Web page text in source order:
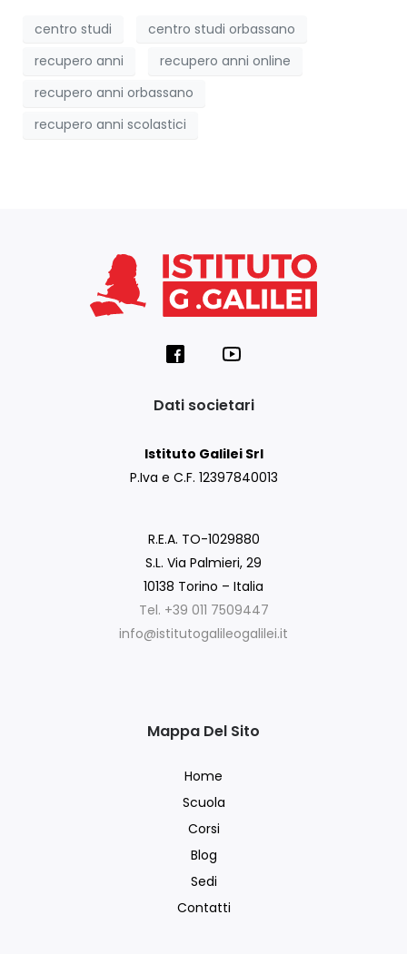
centro studi
centro studi orbassano
recupero anni
recupero anni online
recupero anni orbassano
recupero anni scolastici
Dati societari
Istituto Galilei Srl
P.Iva e C.F. 12397840013
R.E.A. TO-1029880
S.L. Via Palmieri, 29
10138 Torino – Italia
Tel. +39 011 7509447
info@istitutogalileogalilei.it
Mappa Del Sito
Home
Scuola
Corsi
Blog
Sedi
Contatti